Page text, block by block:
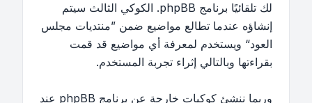
لك تلقائيًا برنامج phpBB. الكوكي الثالث سيتم
إنشاؤه عندما تطالع مواضيع ضمن ”منتديات مجلس
العود“ ويستخدم لمعرفة أي مواضيع قد قمت
بقراءتها وبالتالي إثراء تجربة المستخدم.
وربما ننشئ كوكيات خارجة عن برنامج phpBB عند